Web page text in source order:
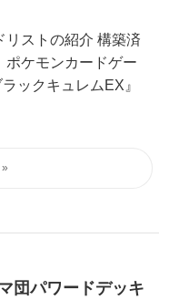
ストの紹介 構築済
ポケモンカードゲー
ックキュレムEX』
団パワードデッキ